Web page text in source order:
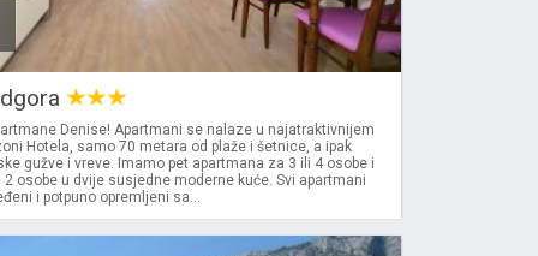
Denise! Apartmani se nalaze u najatraktivnijem
Hotela, samo 70 metara od plaže i šetnice, a ipak
gužve i vreve. Imamo pet apartmana za 3 ili 4 osobe i
osobe u dvije susjedne moderne kuće. Svi apartmani
i potpuno opremljeni sa...